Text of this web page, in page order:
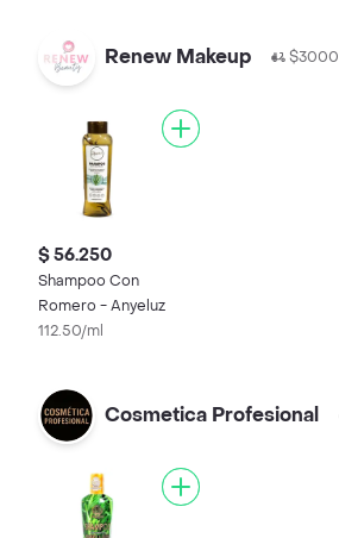
Renew Makeup $3000
$ 56.250
Shampoo Con
Romero - Anyeluz
112.50/ml
Cosmetica Profesional